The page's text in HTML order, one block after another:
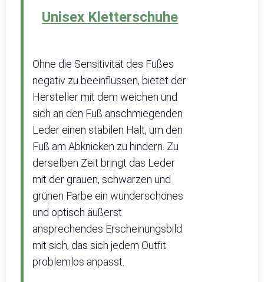
Unisex Kletterschuhe
Ohne die Sensitivität des Fußes
negativ zu beeinflussen, bietet der
Hersteller mit dem weichen und
sich an den Fuß anschmiegenden
Leder einen stabilen Halt, um den
Fuß am Abknicken zu hindern. Zu
derselben Zeit bringt das Leder
mit der grauen, schwarzen und
grünen Farbe ein wunderschönes
und optisch äußerst
ansprechendes Erscheinungsbild
mit sich, das sich jedem Outfit
problemlos anpasst.